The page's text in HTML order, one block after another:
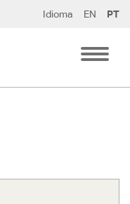
Idioma EN PT